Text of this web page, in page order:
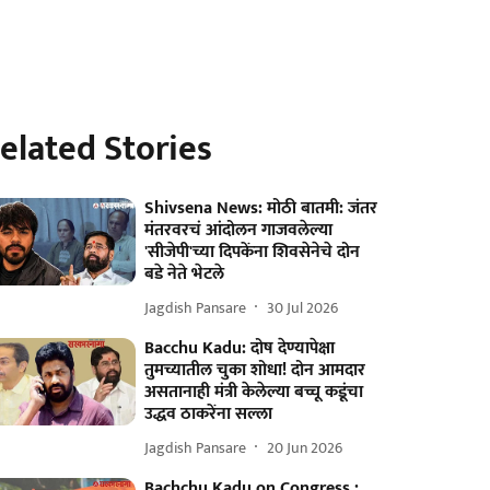
Stories
Shivsena News: मोठी बातमी: जंतर
मंतरवरचं आंदोलन गाजवलेल्या
'सीजेपी'च्या दिपकेंना शिवसेनेचे दोन
बडे नेते भेटले
Jagdish Pansare 30 Jul 2026
Bacchu Kadu: दोष देण्यापेक्षा
तुमच्यातील चुका शोधा! दोन आमदार
असतानाही मंत्री केलेल्या बच्चू कडूंचा
उद्धव ठाकरेंना सल्ला
Jagdish Pansare 20 Jun 2026